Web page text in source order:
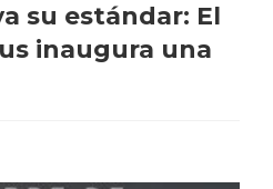
su estándar: El
inaugura una